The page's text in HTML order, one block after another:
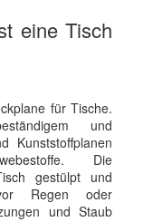
eine Tisch
für Tische.
und
Kunststoffplanen
Die
gestülpt und
Regen oder
und Staub